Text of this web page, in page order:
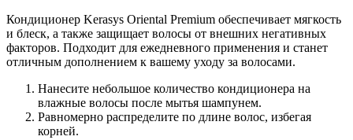
Кондиционер Kerasys Oriental Premium обеспечивает мягкость
и блеск, а также защищает волосы от внешних негативных
факторов. Подходит для ежедневного применения и станет
отличным дополнением к вашему уходу за волосами.
Нанесите небольшое количество кондиционера на
влажные волосы после мытья шампунем.
Равномерно распределите по длине волос, избегая
корней.